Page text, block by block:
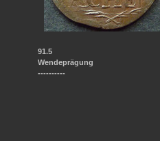
91.5
Wendeprägung
----------